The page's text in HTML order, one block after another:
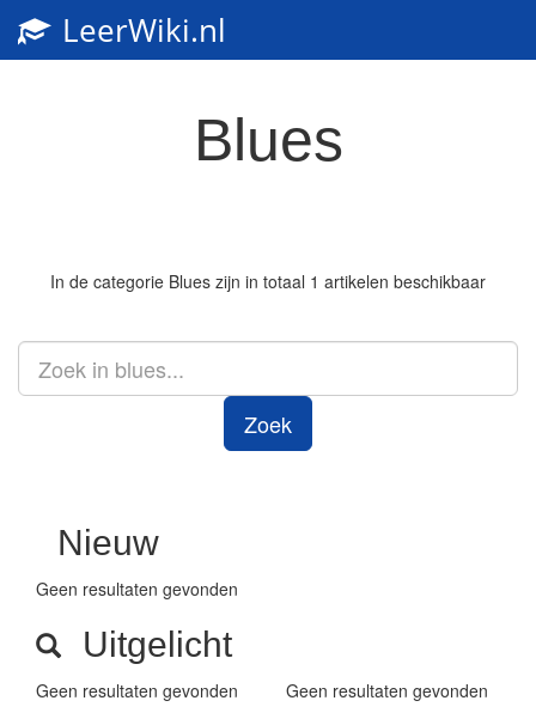
LeerWiki.nl
Blues
In de categorie Blues zijn in totaal 1 artikelen beschikbaar
Zoek
Nieuw
Geen resultaten gevonden
Uitgelicht
Geen resultaten gevonden Geen resultaten gevonden